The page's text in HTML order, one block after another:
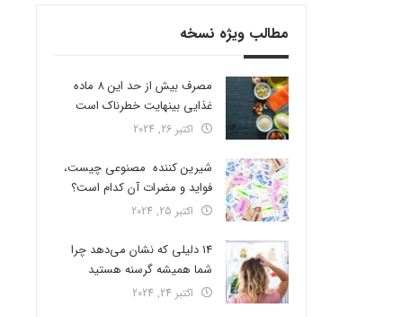
مطالب ویژه نسخه
مصرف بیش از حد این 8 ماده
غذایی بینهایت خطرناک است
اکتبر 26, 2024
شیرین کننده مصنوعی چیست،
فواید و مضرات آن کدام است؟
اکتبر 25, 2024
14 دلیلی که نشان می‌دهد چرا
شما همیشه گرسنه هستید
اکتبر 24, 2024